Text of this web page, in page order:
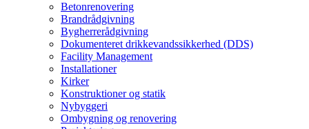
Betonrenovering
Brandrådgivning
Bygherrerådgivning
Dokumenteret drikkevandssikkerhed (DDS)
Facility Management
Installationer
Kirker
Konstruktioner og statik
Nybyggeri
Ombygning og renovering